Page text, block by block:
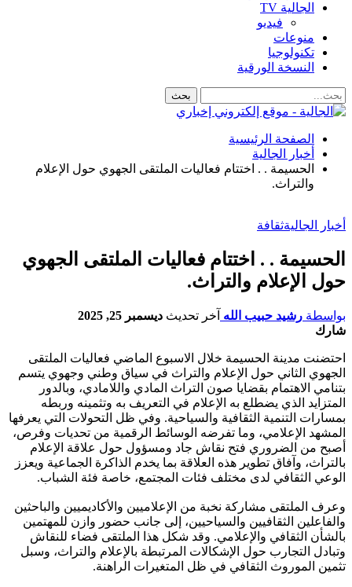
الجالية TV
فيديو
منوعات
تكنولوجيا
النسخة الورقية
الصفحة الرئيسية
أخبار الجالية
الحسيمة . . اختتام فعاليات الملتقى الجهوي حول الإعلام
والتراث.
أخبار الجاليةثقافة
الحسيمة . . اختتام فعاليات الملتقى الجهوي
حول الإعلام والتراث.
بواسطة رشيد حبيب الله آخر تحديث ديسمبر 25, 2025
شارك
احتضنت مدينة الحسيمة خلال الاسبوع الماضي فعاليات الملتقى
الجهوي الثاني حول الإعلام والتراث في سياق وطني وجهوي يتسم
بتنامي الاهتمام بقضايا صون التراث المادي واللامادي، وبالدور
المتزايد الذي يضطلع به الإعلام في التعريف به وتثمينه وربطه
بمسارات التنمية الثقافية والسياحية. وفي ظل التحولات التي يعرفها
المشهد الإعلامي، وما تفرضه الوسائط الرقمية من تحديات وفرص،
أصبح من الضروري فتح نقاش جاد ومسؤول حول علاقة الإعلام
بالتراث، وآفاق تطوير هذه العلاقة بما يخدم الذاكرة الجماعية ويعزز
الوعي الثقافي لدى مختلف فئات المجتمع، خاصة فئة الشباب.
وعرف الملتقى مشاركة نخبة من الإعلاميين والأكاديميين والباحثين
والفاعلين الثقافيين والسياحيين، إلى جانب حضور وازن للمهتمين
بالشأن الثقافي والإعلامي. وقد شكل هذا الملتقى فضاء للنقاش
وتبادل التجارب حول الإشكالات المرتبطة بالإعلام والتراث، وسبل
تثمين الموروث الثقافي في ظل المتغيرات الراهنة.